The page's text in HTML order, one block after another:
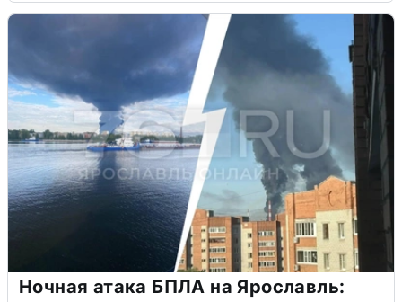
Ночная атака БПЛА на Ярославль: